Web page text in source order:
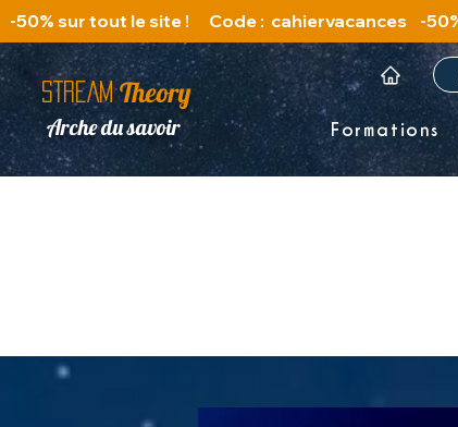
   -50% sur tout le site !      Code :  cahiervacances
STREAM Theory
Arche du savoir Formations